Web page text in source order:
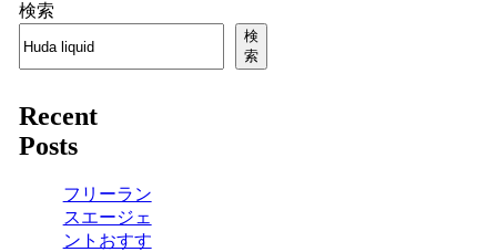
検索
検
索
Recent
Posts
フリーラン
スエージェ
ントおすす